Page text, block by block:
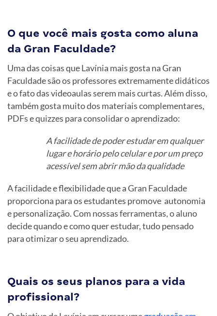
O que você mais gosta como aluna
da Gran Faculdade?
Uma das coisas que Lavínia mais gosta na Gran
Faculdade são os professores extremamente didáticos
e o fato das videoaulas serem mais curtas. Além disso,
também gosta muito dos materiais complementares,
PDFs e quizzes para consolidar o aprendizado:
A facilidade de poder estudar em qualquer
lugar e horário pelo celular e por um preço
acessível sem abrir mão da qualidade
A facilidade e flexibilidade que a Gran Faculdade
proporciona para os estudantes promove autonomia
e personalização. Com nossas ferramentas, o aluno
decide quando e como quer estudar, tudo pensado
para otimizar o seu aprendizado.
Quais os seus planos para a vida
profissional?